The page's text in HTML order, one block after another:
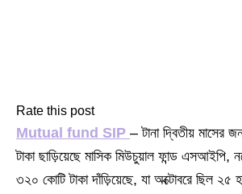
Rate this post
Mutual fund SIP – টানা দ্বিতীয় মাসের
টাকা ছাড়িয়েছে মাসিক মিউচুয়াল ফান্ড এসআইপি,
৩২০ কোটি টাকা দাঁড়িয়েছে, যা অক্টোবরে ছিল ২৫